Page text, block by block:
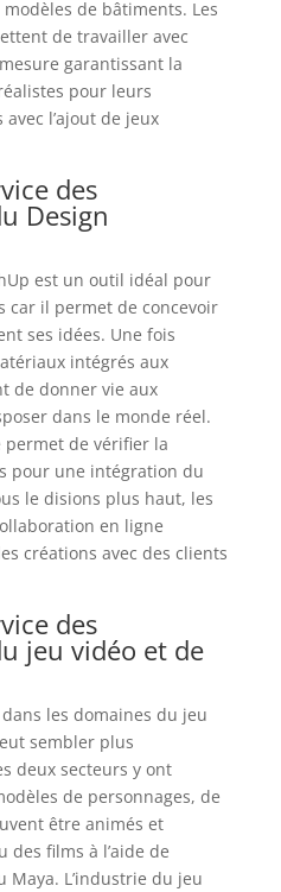
de bâtiments. Les
de travailler avec
garantissant la
pour leurs
l’ajout de jeux
des
Design
est un outil idéal pour
car il permet de concevoir
ses idées. Une fois
intégrés aux
de donner vie aux
dans le monde réel.
permet de vérifier la
pour une intégration du
le disions plus haut, les
en ligne
créations avec des clients
des
jeu vidéo et de
les domaines du jeu
sembler plus
deux secteurs y ont
de personnages, de
être animés et
des films à l’aide de
Maya. L’industrie du jeu